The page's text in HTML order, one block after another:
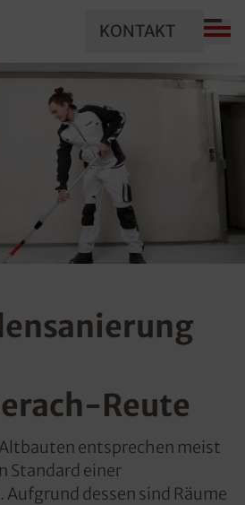
KONTAKT
Reute
entsprechen meist
Standard einer
dessen sind Räume